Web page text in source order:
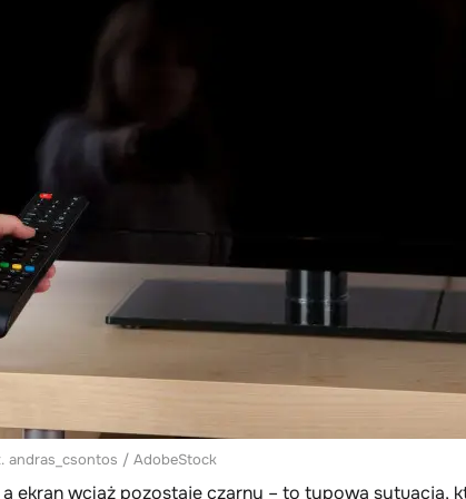
andras_csontos / AdobeStock
ekran wciąż pozostaje czarny – to typowa sytuacja,